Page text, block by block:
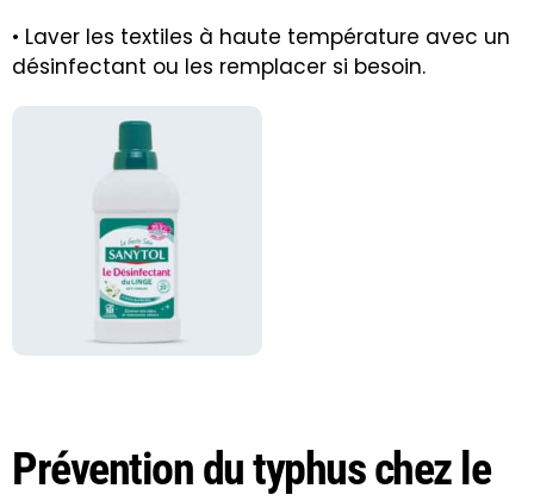
• Laver les textiles à haute température avec un
désinfectant ou les remplacer si besoin.
Prévention du typhus chez le